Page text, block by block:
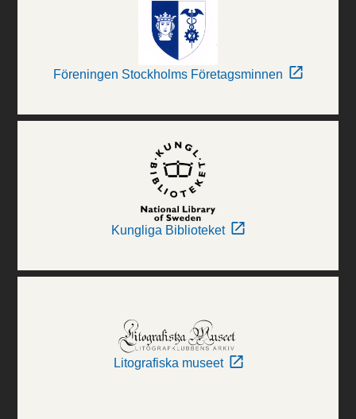
Föreningen Stockholms Företagsminnen
Kungliga Biblioteket
Litografiska museet